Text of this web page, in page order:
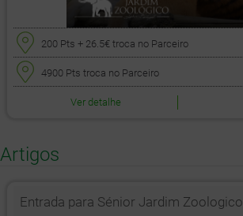
200 Pts + 26.5€troca no Parceiro
4900 Pts troca no Parceiro
Ver detalhe
Artigos
Entrada para Sénior Jardim Zoologico